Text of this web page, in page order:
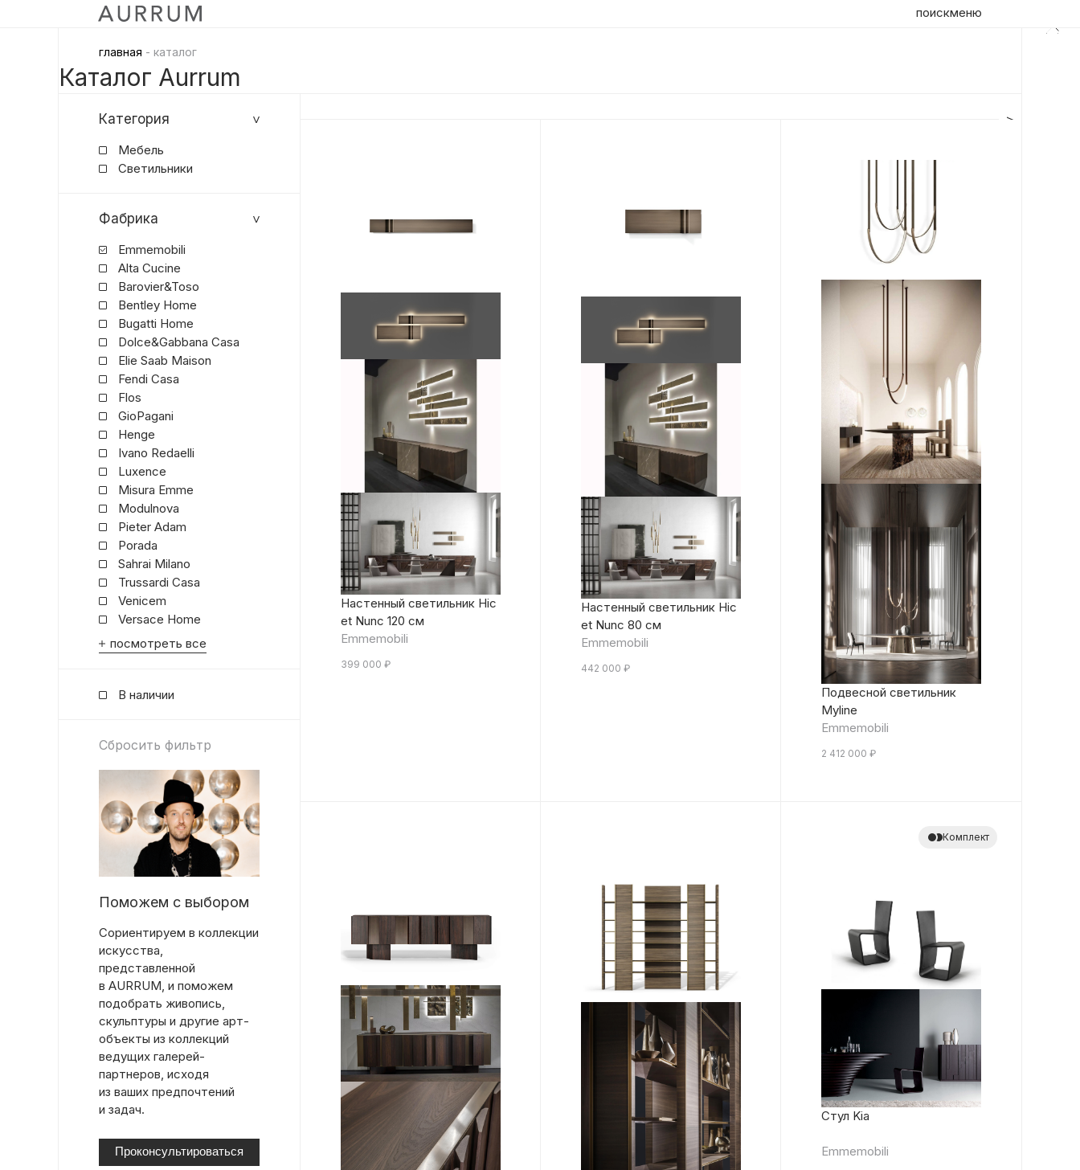
поискменю
главная - каталог
Каталог Aurrum
Категория
Мебель
Светильники
Фабрика
Emmemobili
Alta Cucine
Barovier&Toso
Bentley Home
Bugatti Home
Dolce&Gabbana Casa
Elie Saab Maison
Fendi Casa
Flos
GioPagani
Henge
Ivano Redaelli
Luxence
Misura Emme
Modulnova
Pieter Adam
Porada
Sahrai Milano
Trussardi Casa
Venicem
Versace Home
посмотреть все
В наличии
Сбросить фильтр
Поможем с выбором
Сориентируем в коллекции
искусства,
представленной
в AURRUM, и поможем
подобрать живопись,
скульптуры и другие арт-
объекты из коллекций
ведущих галерей-
партнеров, исходя
из ваших предпочтений
и задач.
Проконсультироваться
Настенный светильник Hic
et Nunc 120 см
Emmemobili
399 000 ₽
Настенный светильник Hic
et Nunc 80 см
Emmemobili
442 000 ₽
Подвесной светильник
Myline
Emmemobili
2 412 000 ₽
Комплект
Стул Kia
Emmemobili